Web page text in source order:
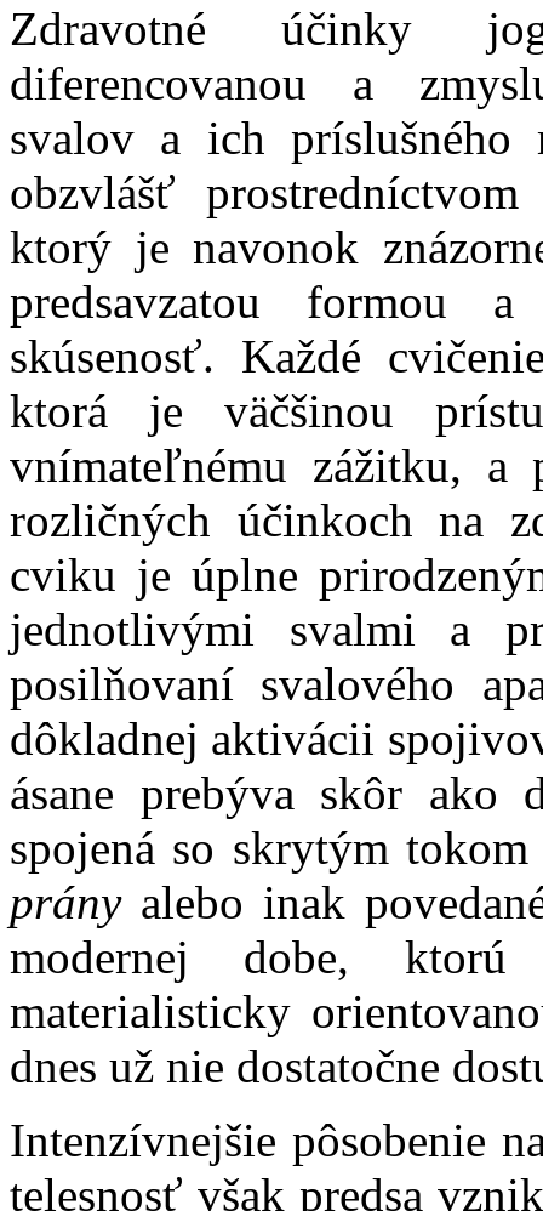
Zdravotné účinky
diferencovanou a
svalov a ich príslušného
obzvlášť
ktorý je navonok
predsavzatou formou
skúsenosť. Každé
ktorá je väčšinou
vnímateľnému zážitku,
rozličných účinkoch na
cviku je úplne
jednotlivými svalmi a
posilňovaní svalového
dôkladnej aktivácii
ásane prebýva skôr ako
spojená so skrytým
prányalebo inak
modernej dobe,
materialisticky
dnes už nie dostatočne
Intenzívnejšie pôsobenie
telesnosť však predsa